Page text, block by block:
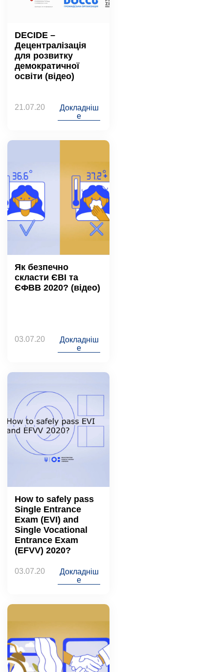
DECIDE –
Децентралізація
для розвитку
демократичної
освіти (відео)
21.07.20
Докладніш
е
Як безпечно
скласти ЄВІ та
ЄФВВ 2020? (відео)
03.07.20
Докладніш
е
How to safely pass
Single Entrance
Exam (EVI) and
Single Vocational
Entrance Exam
(EFVV) 2020?
03.07.20
Докладніш
е